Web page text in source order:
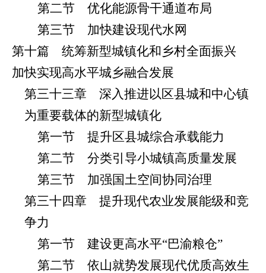
第二节 优化能源骨干通道布局
第三节 加快建设现代水网
第十篇 统筹新型城镇化和乡村全面振兴
加快实现高水平城乡融合发展
第三十三章 深入推进以区县城和中心镇
为重要载体的新型城镇化
第一节 提升区县城综合承载能力
第二节 分类引导小城镇高质量发展
第三节 加强国土空间协同治理
第三十四章 提升现代农业发展能级和竞
争力
第一节 建设更高水平“巴渝粮仓”
第二节 依山就势发展现代优质高效生